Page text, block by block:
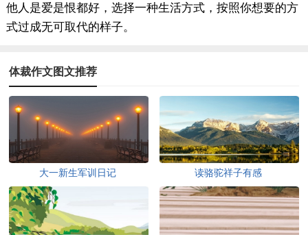
他人是爱是恨都好，选择一种生活方式，按照你想要的方
式过成无可取代的样子。
体裁作文图文推荐
大一新生军训日记 读骆驼祥子有感